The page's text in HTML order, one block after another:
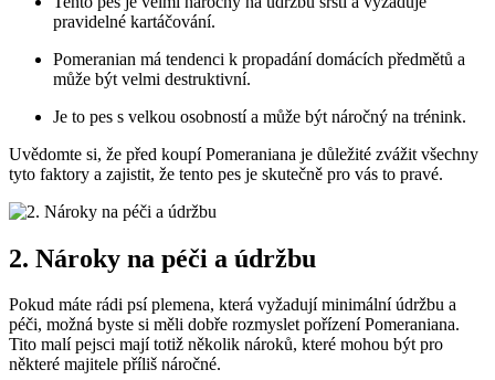
pravidelné kartáčování.
Pomeranian má tendenci k propadání domácích předmětů a
může být velmi destruktivní.
Je⁤ to pes s velkou osobností a může být náročný na trénink.
Uvědomte si, že před koupí Pomeraniana je důležité zvážit všechny
tyto⁣ faktory ‍a‍ zajistit, že tento pes je skutečně pro‍ vás to pravé.
2. Nároky na péči a‌ údržbu
Pokud⁤ máte rádi‍ psí‍ plemena,⁢ která vyžadují minimální údržbu a
‍péči, možná byste si měli dobře rozmyslet‍ pořízení⁤ Pomeraniana.
Tito‍ malí pejsci mají totiž několik nároků,⁣ které mohou být pro
některé majitele příliš ⁤náročné.